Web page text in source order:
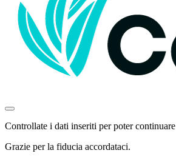
Controllate i dati inseriti per poter continuare
Grazie per la fiducia accordataci.